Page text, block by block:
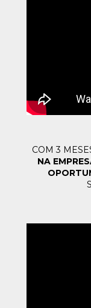
COM 3
NA